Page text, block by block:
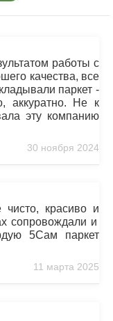
работы с
качества, все
паркет -
аккуратно. Не к
эту компанию
30 ноября 2024
красиво и
сопровождали и
5Сам паркет
11 марта 2025